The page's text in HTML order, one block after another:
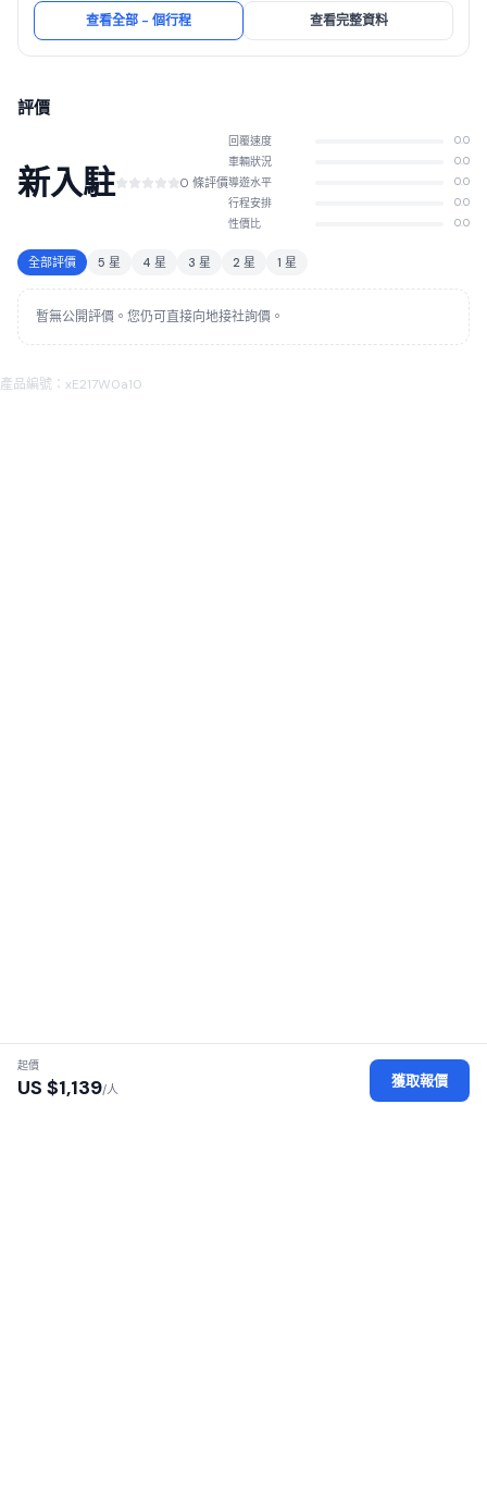
的照顧，可以完全放心地自由享受世界的奇蹟。
查看全部 - 個行程 查看完整資料
評價
新入駐 0 條評價
回覆速度 0.0
車輛狀況 0.0
導遊水平 0.0
行程安排 0.0
性價比 0.0
全部評價 5 星 4 星 3 星 2 星 1 星
暫無公開評價。您仍可直接向地接社詢價。
產品編號：xE217W0a10
起價
US $1,139/人
獲取報價